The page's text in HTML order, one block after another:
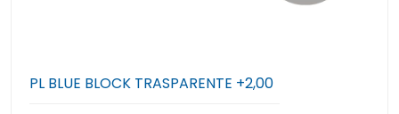
PL BLUE BLOCK TRASPARENTE +2,00